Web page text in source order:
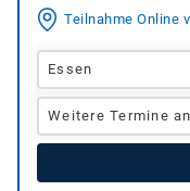
Teilnahme Online
Essen
Weitere Termine